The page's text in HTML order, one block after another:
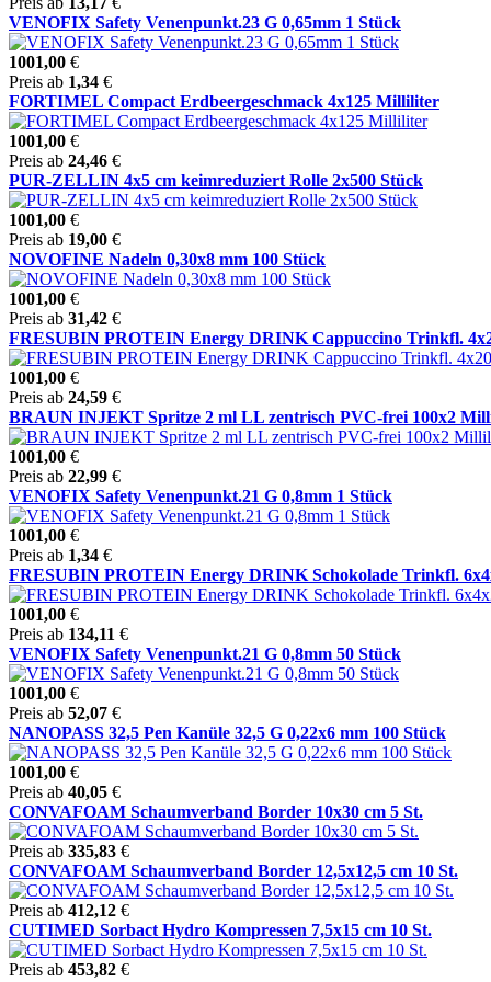
VENOFIX Safety Venenpunkt.23 G 0,65mm 1 Stück
1001,00 €
Preis ab 1,34 €
FORTIMEL Compact Erdbeergeschmack 4x125 Milliliter
1001,00 €
Preis ab 24,46 €
PUR-ZELLIN 4x5 cm keimreduziert Rolle 2x500 Stück
1001,00 €
Preis ab 19,00 €
NOVOFINE Nadeln 0,30x8 mm 100 Stück
1001,00 €
Preis ab 31,42 €
FRESUBIN PROTEIN Energy DRINK Cappuccino Trinkfl.
1001,00 €
Preis ab 24,59 €
BRAUN INJEKT Spritze 2 ml LL zentrisch PVC-frei 100x2
1001,00 €
Preis ab 22,99 €
VENOFIX Safety Venenpunkt.21 G 0,8mm 1 Stück
1001,00 €
Preis ab 1,34 €
FRESUBIN PROTEIN Energy DRINK Schokolade Trinkfl.
1001,00 €
Preis ab 134,11 €
VENOFIX Safety Venenpunkt.21 G 0,8mm 50 Stück
1001,00 €
Preis ab 52,07 €
NANOPASS 32,5 Pen Kanüle 32,5 G 0,22x6 mm 100 Stück
1001,00 €
Preis ab 40,05 €
CONVAFOAM Schaumverband Border 10x30 cm 5 St.
Preis ab 335,83 €
CONVAFOAM Schaumverband Border 12,5x12,5 cm 10 St.
Preis ab 412,12 €
CUTIMED Sorbact Hydro Kompressen 7,5x15 cm 10 St.
Preis ab 453,82 €